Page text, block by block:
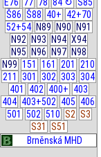
Š86 Š88 40+ 42+70
52+54 N89 N90
N91
N92
N93 N94 X94
N95
N96 N97 N98
N99 151 161 201
210
211
301 302 303 304
401
402 400+ 403
404 403+502 405 406
501
502 510 S2 S3
S31
S51
Brněnská MHD